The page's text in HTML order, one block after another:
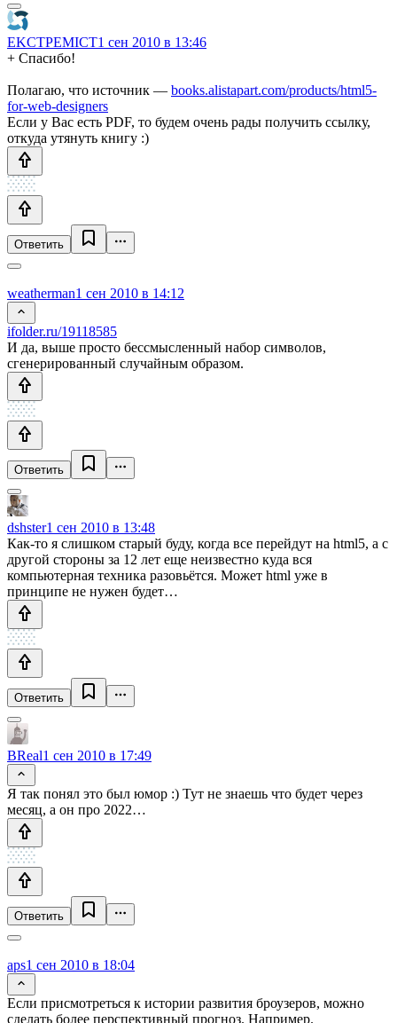
EKCTPEMICT1 сен 2010 в 13:46
+ Спасибо!
Полагаю, что источник — books.alistapart.com/products/html5-
for-web-designers
Если у Вас есть PDF, то будем очень рады получить ссылку,
откуда утянуть книгу :)
Ответить
weatherman1 сен 2010 в 14:12
ifolder.ru/19118585
И да, выше просто бессмысленный набор символов,
сгенерированный случайным образом.
Ответить
dshster1 сен 2010 в 13:48
Как-то я слишком старый буду, когда все перейдут на html5, а с
другой стороны за 12 лет еще неизвестно куда вся
компьютерная техника разовьётся. Может html уже в
принципе не нужен будет…
Ответить
BReal1 сен 2010 в 17:49
Я так понял это был юмор :) Тут не знаешь что будет через
месяц, а он про 2022…
Ответить
aps1 сен 2010 в 18:04
Если присмотреться к истории развития броузеров, можно
сделать более перспективный прогноз. Например.